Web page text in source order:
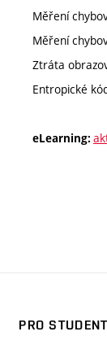
Měření
Měření
Ztráta
Entropické
eLearning:
PRO